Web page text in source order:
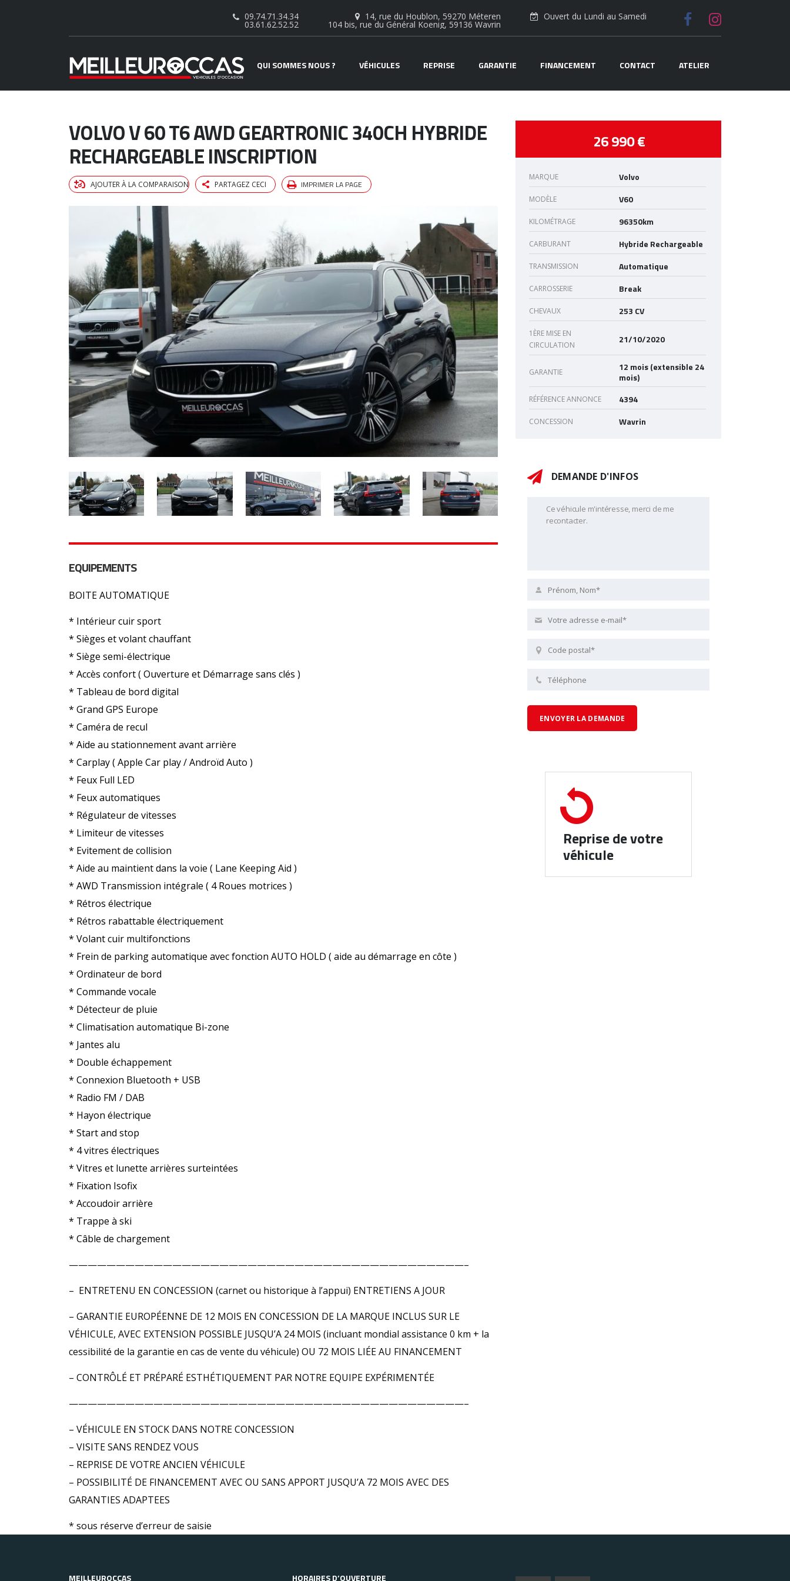
Ouvert du Lundi au Samedi
14, rue du Houblon, 59270 Méteren
104 bis, rue du Général Koenig, 59136 Wavrin
09.74.71.34.34
03.61.62.52.52
QUI SOMMES NOUS ? VÉHICULES REPRISE GARANTIE FINANCEMENT CONTACT ATELIER
VOLVO V 60 T6 AWD GEARTRONIC 340CH HYBRIDE
RECHARGEABLE INSCRIPTION
AJOUTER À LA COMPARAISON PARTAGEZ CECI IMPRIMER LA PAGE
EQUIPEMENTS
BOITE AUTOMATIQUE
* Intérieur cuir sport
* Sièges et volant chauffant
* Siège semi-électrique
* Accès confort ( Ouverture et Démarrage sans clés )
* Tableau de bord digital
* Grand GPS Europe
* Caméra de recul
* Aide au stationnement avant arrière
* Carplay ( Apple Car play / Androïd Auto )
* Feux Full LED
* Feux automatiques
* Régulateur de vitesses
* Limiteur de vitesses
* Evitement de collision
* Aide au maintient dans la voie ( Lane Keeping Aid )
* AWD Transmission intégrale ( 4 Roues motrices )
* Rétros électrique
* Rétros rabattable électriquement
* Volant cuir multifonctions
* Frein de parking automatique avec fonction AUTO HOLD ( aide au démarrage en côte )
* Ordinateur de bord
* Commande vocale
* Détecteur de pluie
* Climatisation automatique Bi-zone
* Jantes alu
* Double échappement
* Connexion Bluetooth + USB
* Radio FM / DAB
* Hayon électrique
* Start and stop
* 4 vitres électriques
* Vitres et lunette arrières surteintées
* Fixation Isofix
* Accoudoir arrière
* Trappe à ski
* Câble de chargement
——————————————————————————————————————————–
– ENTRETENU EN CONCESSION (carnet ou historique à l’appui) ENTRETIENS A JOUR
– GARANTIE EUROPÉENNE DE 12 MOIS EN CONCESSION DE LA MARQUE INCLUS SUR LE
VÉHICULE, AVEC EXTENSION POSSIBLE JUSQU’A 24 MOIS (incluant mondial assistance 0 km + la
cessibilité de la garantie en cas de vente du véhicule) OU 72 MOIS LIÉE AU FINANCEMENT
– CONTRÔLÉ ET PRÉPARÉ ESTHÉTIQUEMENT PAR NOTRE EQUIPE EXPÉRIMENTÉE
——————————————————————————————————————————–
– VÉHICULE EN STOCK DANS NOTRE CONCESSION
– VISITE SANS RENDEZ VOUS
– REPRISE DE VOTRE ANCIEN VÉHICULE
– POSSIBILITÉ DE FINANCEMENT AVEC OU SANS APPORT JUSQU’A 72 MOIS AVEC DES
GARANTIES ADAPTEES
* sous réserve d’erreur de saisie
26 990 €
MARQUE Volvo
MODÈLE V60
KILOMÉTRAGE 96350km
CARBURANT Hybride Rechargeable
TRANSMISSION Automatique
CARROSSERIE Break
CHEVAUX 253 CV
1ÈRE MISE EN
CIRCULATION
21/10/2020
GARANTIE
12 mois (extensible 24
mois)
RÉFÉRENCE ANNONCE 4394
CONCESSION Wavrin
DEMANDE D'INFOS
Reprise de votre
véhicule
MEILLEUROCCAS HORAIRES D’OUVERTURE